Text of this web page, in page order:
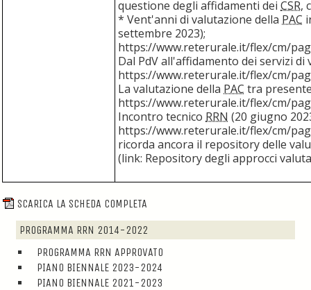
questione degli affidamenti dei CSR,
* Vent'anni di valutazione della PAC
settembre 2023);
https://www.reterurale.it/flex/cm/
Dal PdV all'affidamento dei servizi di
https://www.reterurale.it/flex/cm/
La valutazione della PAC tra
https://www.reterurale.it/flex/cm/
Incontro tecnico RRN (20 giugno
https://www.reterurale.it/flex/cm/
ricorda ancora il repository delle
(link: Repositorydegli approcci
SCARICA LA SCHEDA COMPLETA
PROGRAMMA RRN 2014-2022
PROGRAMMA RRN APPROVATO
PIANO BIENNALE 2023-2024
PIANO BIENNALE 2021-2023